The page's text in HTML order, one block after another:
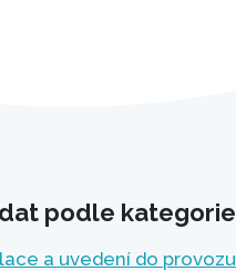
podle kategorie
a uvedení do provozu